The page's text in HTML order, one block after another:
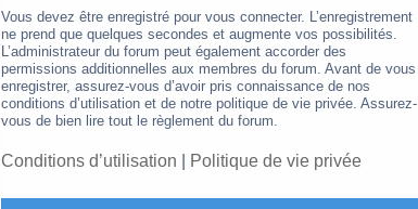
Vous devez être enregistré pour vous connecter. L’enregistrement
ne prend que quelques secondes et augmente vos possibilités.
L’administrateur du forum peut également accorder des
permissions additionnelles aux membres du forum. Avant de vous
enregistrer, assurez-vous d’avoir pris connaissance de nos
conditions d’utilisation et de notre politique de vie privée. Assurez-
vous de bien lire tout le règlement du forum.
Conditions d’utilisation Politique de vie privée